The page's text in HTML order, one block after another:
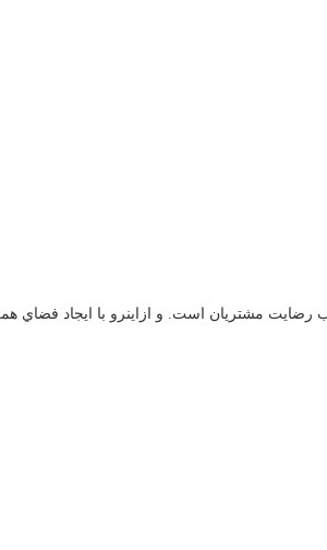
مشتريان است. و ازاينرو با ايجاد فضاي